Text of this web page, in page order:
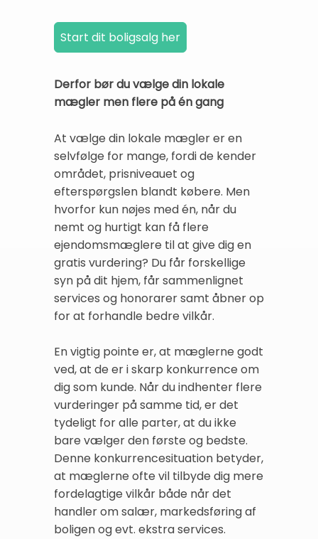
Derfor bør du vælge din lokale
mægler men flere på én gang
At vælge din lokale mægler er en
selvfølge for mange, fordi de kender
området, prisniveauet og
efterspørgslen blandt købere. Men
hvorfor kun nøjes med én, når du
nemt og hurtigt kan få flere
ejendomsmæglere til at give dig en
gratis vurdering? Du får forskellige
syn på dit hjem, får sammenlignet
services og honorarer samt åbner op
for at forhandle bedre vilkår.
En vigtig pointe er, at mæglerne godt
ved, at de er i skarp konkurrence om
dig som kunde. Når du indhenter flere
vurderinger på samme tid, er det
tydeligt for alle parter, at du ikke
bare vælger den første og bedste.
Denne konkurrencesituation betyder,
at mæglerne ofte vil tilbyde dig mere
fordelagtige vilkår både når det
handler om salær, markedsføring af
boligen og evt. ekstra services.